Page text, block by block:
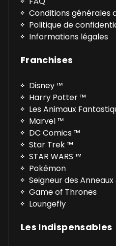
Conditions générales
Politique de
Informations légales
Franchises
Disney ™
Harry Potter ™
Les Animaux
Marvel ™
DC Comics ™
Star Trek ™
STAR WARS ™
Pokémon
Seigneur des
Game of Thrones
Loungefly
Les Indispensables